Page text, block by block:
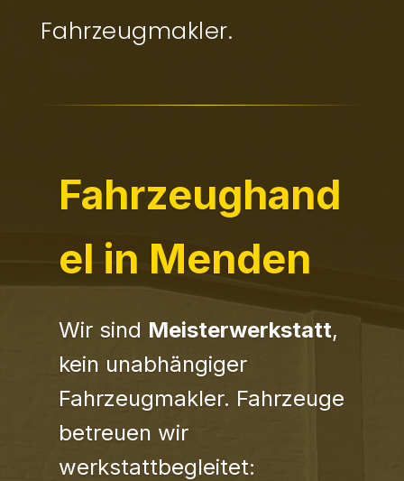
Fahrzeugmakler.
Fahrzeughand
el in Menden
Wir sind Meisterwerkstatt,
kein unabhängiger
Fahrzeugmakler. Fahrzeuge
betreuen wir
werkstattbegleitet: